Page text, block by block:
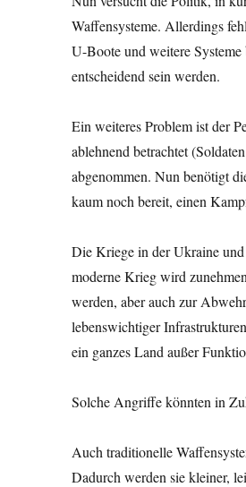
Waffensysteme. Allerdings
U-Boote und weitere
entscheidend sein werden.
Ein weiteres Problem ist der
ablehnend betrachtet
abgenommen. Nun benötigt
kaum noch bereit, einen
Die Kriege in der Ukraine
moderne Krieg wird
werden, aber auch zur
lebenswichtiger
ein ganzes Land außer
Solche Angriffe könnten in
Auch traditionelle
Dadurch werden sie kleiner,